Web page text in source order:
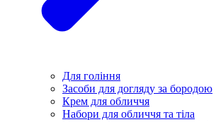
Для гоління
Засоби для догляду за бородою
Крем для обличчя
Набори для обличчя та тіла